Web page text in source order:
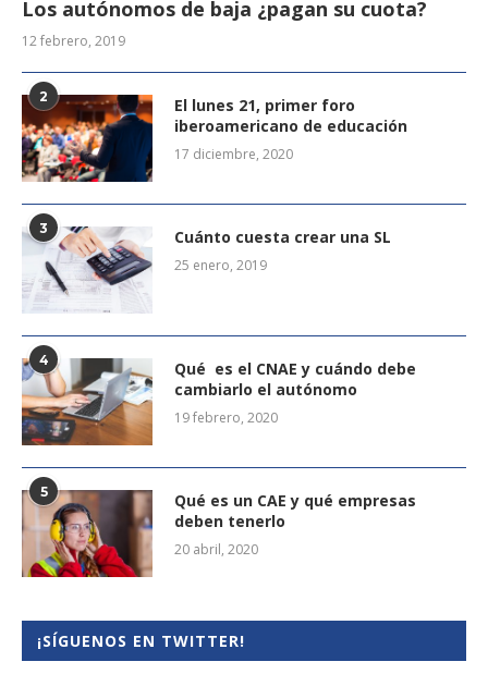
Los autónomos de baja ¿pagan su cuota?
12 febrero, 2019
2
El lunes 21, primer foro
iberoamericano de educación
17 diciembre, 2020
3 Cuánto cuesta crear una SL
25 enero, 2019
4
Qué es el CNAE y cuándo debe
cambiarlo el autónomo
19 febrero, 2020
5
Qué es un CAE y qué empresas
deben tenerlo
20 abril, 2020
¡SÍGUENOS EN TWITTER!